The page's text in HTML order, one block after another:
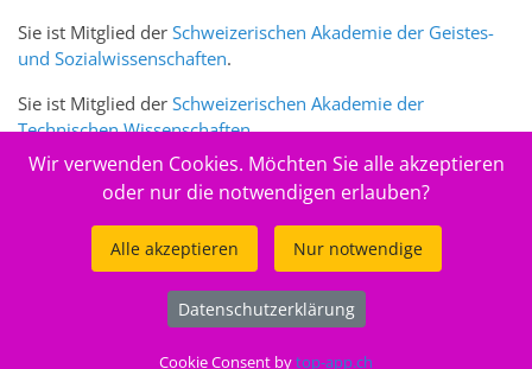
Sie ist Mitglied der Schweizerischen Akademie der Geistes-
und Sozialwissenschaften.
Sie ist Mitglied der Schweizerischen Akademie der
Technischen Wissenschaften.
Sie ist zudem Mitglied des Schweizer Portalswww.sciences-
Stiftung Bibliothek Werner Oechslin
Wir verwenden Cookies. Möchten Sie alle akzeptieren
oder nur die notwendigen erlauben?
Alle akzeptieren Nur notwendige
Datenschutzerklärung
Cookie Consent bytop-app.ch